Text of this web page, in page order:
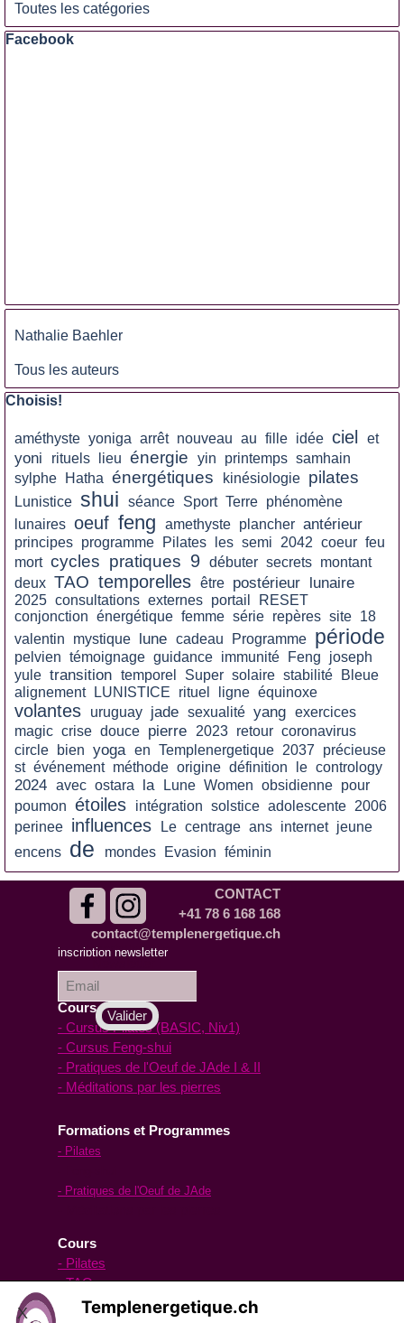
Toutes les catégories
Sauter le bloc Facebook
Facebook
Nathalie Baehler
Tous les auteurs
Sauter le bloc Choisis!
Choisis!
améthyste yoniga arrêt nouveau au fille idée ciel et
yoni rituels lieu énergie yin printemps samhain
sylphe
Hatha énergétiques kinésiologie pilates
Lunistice shui séance Sport Terre phénomène
lunaires oeuf feng amethyste plancher antérieur
principes programme Pilates les semi 2042 coeur feu
mort cycles pratiques 9 débuter secrets montant
deux TAO temporelles être postérieur lunaire
2025 consultations externes portail
RESET
conjonction énergétique femme série repères site 18
valentin
mystique lune cadeau Programme période
pelvien témoignage guidance immunité Feng
joseph
yule transition temporel Super solaire stabilité
Bleue
alignement
LUNISTICE rituel ligne équinoxe
volantes uruguay jade sexualité yang exercices
magic crise douce pierre 2023 retour coronavirus
circle
bien yoga en Templenergetique 2037
précieuse
st événement méthode origine définition le contrology
2024 avec ostara la Lune Women obsidienne pour
poumon étoiles intégration solstice adolescente 2006
perinee influences Le centrage ans internet jeune
encens de mondes Evasion féminin
inscription à la
Cours
- Pilates
- TAO yoga
- Oeuf de Jade
inscription newsletter
CONTACT
+41 78 6 168 168
contact@templenergetique.ch
Cours en ligne
- Cursus Pilates (BASIC, Niv1)
- Cursus Feng-shui
- Pratiques de l'Oeuf de JAde I & II
- Méditations par les pierres
Formations et Programmes
- Pilates
- Pratiques de l'Oeuf de JAde
Templenergetique.ch
X